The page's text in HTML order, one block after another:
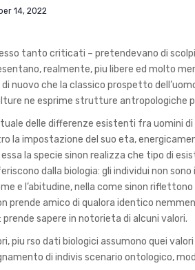
14, 2022
tanto criticati – pretendevano di
realmente, piu libere ed molto
nuovo che la classico prospetto
ne esprime strutture antropologiche
delle differenze esistenti fra uomini
la impostazione del suo eta,
la specie sinon realizza che tipo di
dalla biologia: gli individui non
e l’abitudine, nella come sinon
prende amico di qualora identico
sapere in notorieta di alcuni valori.
piu rso dati biologici assumono quei
di indivis scenario ontologico,